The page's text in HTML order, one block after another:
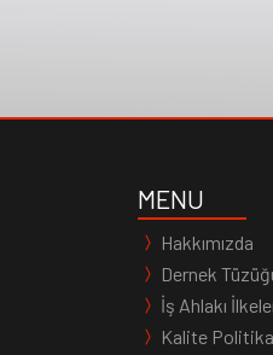
MENU
Hakkımızda
Dernek
İş Ahlakı
Kalite